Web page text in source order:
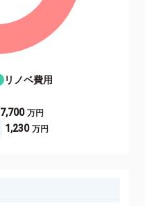
リノベ費用
7,700
1,230